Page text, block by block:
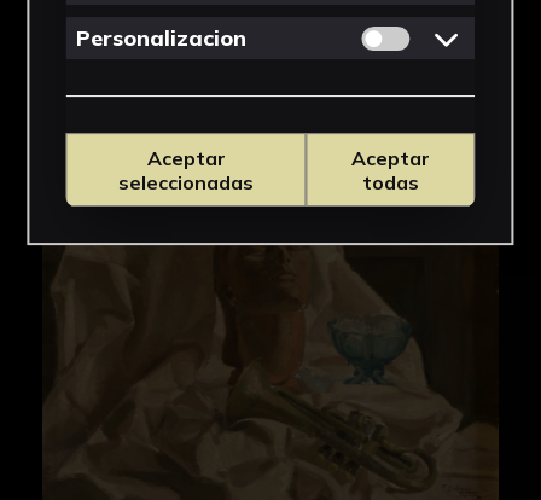
Personalizacion Permitir cookies
Aceptar
seleccionadas
Aceptar
todas